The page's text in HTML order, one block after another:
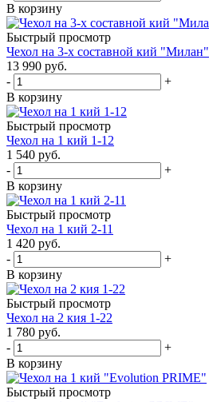
В корзину
Быстрый просмотр
Чехол на 3-х составной кий "Милан"
13 990 руб.
-
+
В корзину
Быстрый просмотр
Чехол на 1 кий 1-12
1 540 руб.
-
+
В корзину
Быстрый просмотр
Чехол на 1 кий 2-11
1 420 руб.
-
+
В корзину
Быстрый просмотр
Чехол на 2 кия 1-22
1 780 руб.
-
+
В корзину
Быстрый просмотр